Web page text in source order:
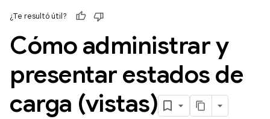
¿Te resultó útil?
Cómo administrar y
presentar estados de
carga (vistas)